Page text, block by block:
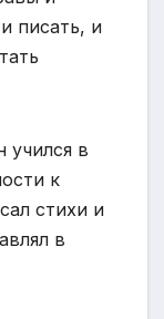
писать, и
в
к
стихи и
в